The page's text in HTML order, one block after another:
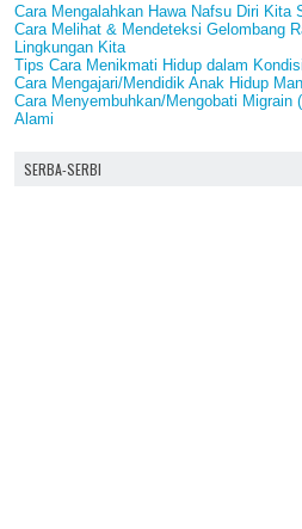
Cara Mengalahkan Hawa Nafsu Diri Kita
Cara Melihat & Mendeteksi Gelombang
Lingkungan Kita
Tips Cara Menikmati Hidup dalam
Cara Mengajari/Mendidik Anak Hidup
Cara Menyembuhkan/Mengobati Migrain
Alami
SERBA-SERBI